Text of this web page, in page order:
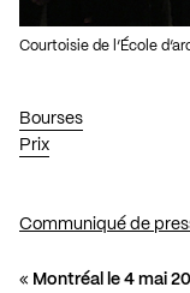
Bourses
Prix
Courtoisie de l’École
Communiqué de
« Montréal le 4 mai